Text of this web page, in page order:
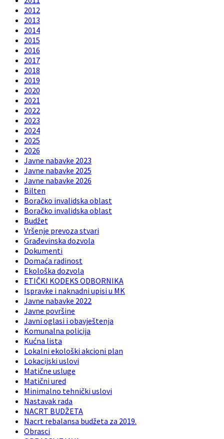
2012
2013
2014
2015
2016
2017
2018
2019
2020
2021
2022
2023
2024
2025
2026
Javne nabavke 2023
Javne nabavke 2025
Javne nabavke 2026
Bilten
Boračko invalidska oblast
Boračko invalidska oblast
Budžet
Vršenje prevoza stvari
Građevinska dozvola
Dokumenti
Domaća radinost
Ekološka dozvola
ETIČKI KODEKS ODBORNIKA
Ispravke i naknadni upisi u MK
Javne nabavke 2022
Javne površine
Javni oglasi i obavještenja
Komunalna policija
Kućna lista
Lokalni ekološki akcioni plan
Lokacijski uslovi
Matične usluge
Matični ured
Minimalno tehnički uslovi
Nastavak rada
NACRT BUDŽETA
Nacrt rebalansa budžeta za 2019.
Obrasci